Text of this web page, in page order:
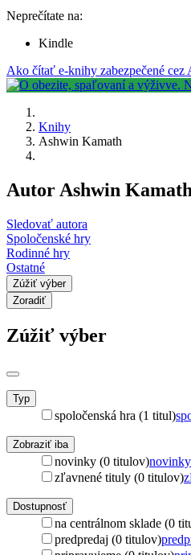
Neprečítate na:
Kindle
Ako čítať e-knihy zabezpečené cez
Knihy
Ashwin Kamath
Autor Ashwin Kamath
Sledovať autora
Spoločenské hry
Rodinné hry
Ostatné
Zúžiť výber
Zoradiť
Zúžiť výber
Typ
spoločenská hra (1 titul)
Zobraziť iba
novinky (0 titulov)novinky
zľavnené tituly (0 titulov)
Dostupnosť
na centrálnom sklade (0
predpredaj (0 titulov)